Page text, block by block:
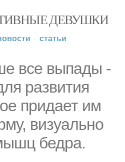
ДЕВУШКИ
статьи
все выпады -
развития
придает им
визуально
бедра.